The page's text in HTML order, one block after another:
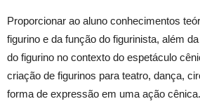
Proporcionar ao aluno conhecimentos
figurino e da função do figurinista, além
do figurino no contexto do espetáculo
criação de figurinos para teatro, dança,
forma de expressão em uma ação